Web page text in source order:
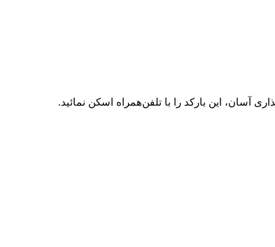
این بارکد را با تلفن‌همراه اسکن نمائید.